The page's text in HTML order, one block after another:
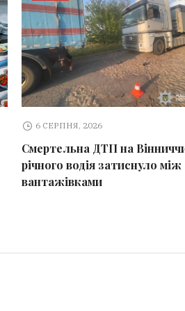
6 СЕРПНЯ, 2026
Смертельна ДТП на
річного водія затиснуло між
вантажівками